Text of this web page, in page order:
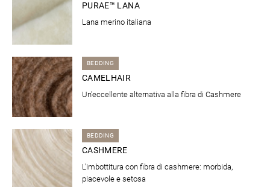
PURAE™ LANA
Lana merino italiana
BEDDING
CAMELHAIR
Un'eccellente alternativa alla fibra di Cashmere
BEDDING
CASHMERE
L'imbottitura con fibra di cashmere: morbida,
piacevole e setosa